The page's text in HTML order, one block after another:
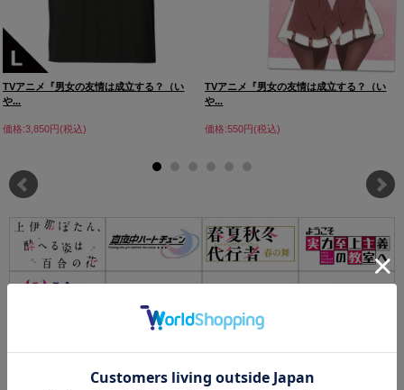
TVアニメ『男女の友情は成立する？（い
や...
価格:3,850円(税込)
TVアニメ『男女の友情は成立する？（い
や...
価格:550円(税込)